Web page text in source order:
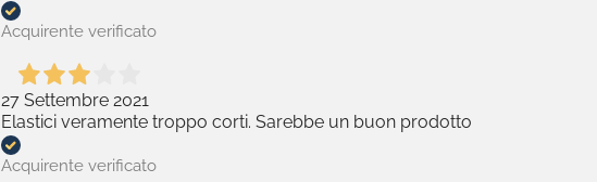
Acquirente verificato
27 Settembre 2021
Elastici veramente troppo corti. Sarebbe un buon prodotto
Acquirente verificato